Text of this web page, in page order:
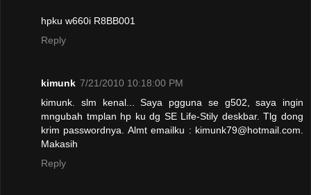
hpku w660i R8BB001
Reply
kimunk 7/21/2010 10:18:00 PM
kimunk. slm kenal... Saya pgguna se g502, saya ingin
mngubah tmplan hp ku dg SE Life-Stily deskbar. Tlg dong
krim passwordnya. Almt emailku : kimunk79@hotmail.com.
Makasih
Reply